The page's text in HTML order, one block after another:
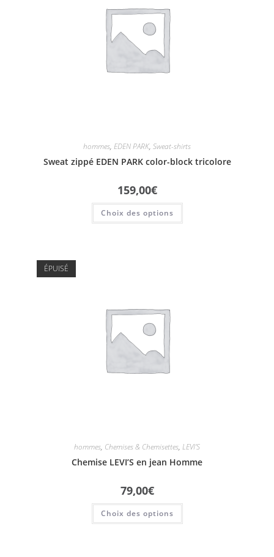
hommes, EDEN PARK, Sweat-shirts
Sweat zippé EDEN PARK color-block tricolore
159,00€
Choix des options
ÉPUISÉ
hommes, Chemises & Chemisettes, LEVI'S
Chemise LEVI’S en jean Homme
79,00€
Choix des options